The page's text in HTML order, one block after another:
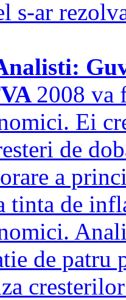
s-ar
2008 va
Ei
de
a
tinta de
de patru